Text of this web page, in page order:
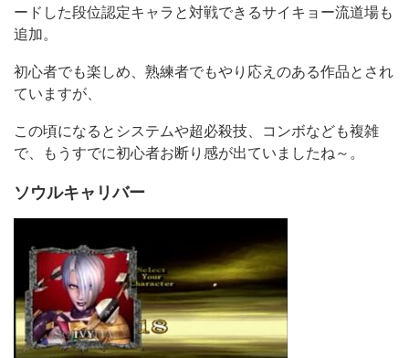
ードした段位認定キャラと対戦できるサイキョー流道場も
追加。
初心者でも楽しめ、熟練者でもやり応えのある作品とされ
ていますが、
この頃になるとシステムや超必殺技、コンボなども複雑
で、もうすでに初心者お断り感が出ていましたね～。
ソウルキャリバー